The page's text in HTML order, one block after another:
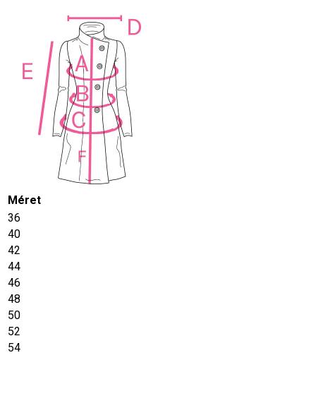
Méret
36
40
42
44
46
48
50
52
54